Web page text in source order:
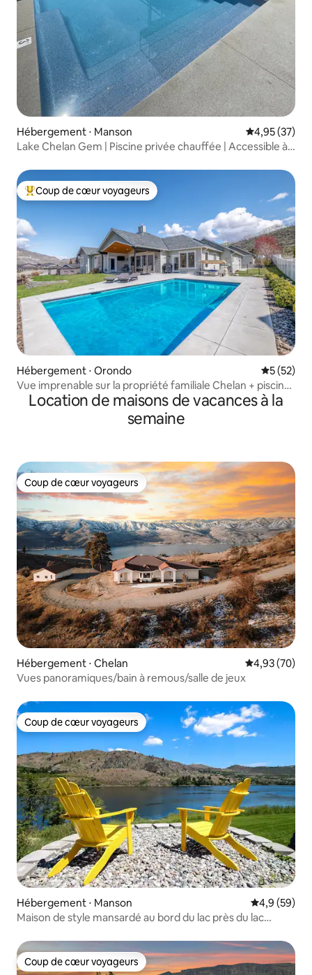
Hébergement ⋅ Manson Évaluation
4,95 (37)
Lake Chelan Gem | Piscine privée chauffée | Accessible à
Coups de cœur voyageurs les plus appréciés
Coup de cœur voyageurs
Hébergement ⋅ Orondo
5 (52)
Vue imprenable sur la propriété familiale Chelan + piscine
privée
Location de maisons de vacances à la
semaine
Coup de cœur voyageurs
Coup de cœur voyageurs
Hébergement ⋅ Chelan Évaluation
4,93 (70)
Vues panoramiques/bain à remous/salle de jeux
Coup de cœur voyageurs
Coup de cœur voyageurs
Hébergement ⋅ Manson Évaluation
4,9 (59)
Maison de style mansardé au bord du lac près du lac
Coup de cœur voyageurs
Coup de cœur voyageurs